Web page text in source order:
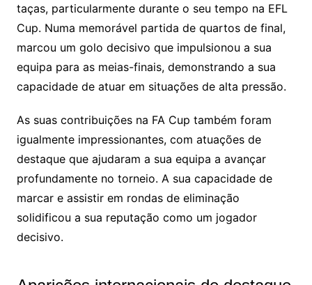
taças, particularmente durante o seu tempo na EFL
Cup. Numa memorável partida de quartos de final,
marcou um golo decisivo que impulsionou a sua
equipa para as meias-finais, demonstrando a sua
capacidade de atuar em situações de alta pressão.
As suas contribuições na FA Cup também foram
igualmente impressionantes, com atuações de
destaque que ajudaram a sua equipa a avançar
profundamente no torneio. A sua capacidade de
marcar e assistir em rondas de eliminação
solidificou a sua reputação como um jogador
decisivo.